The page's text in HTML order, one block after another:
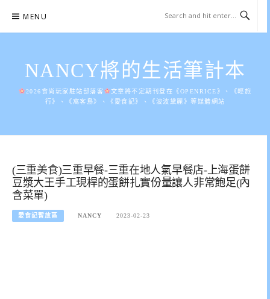
content
MENU
NANCY將的生活筆計本
2026食尚玩家駐站部落客
文章將不定期刊登在《OPENRICE》、《輕旅
行》、《窩客島》、《愛食記》、《波波黛麗》等媒體網站
(三重美食)三重早餐-三重在地人氣早餐店-上海蛋餅
豆漿大王手工現桿的蛋餅扎實份量讓人非常飽足(內
含菜單)
愛食記暫放區 NANCY 2023-02-23